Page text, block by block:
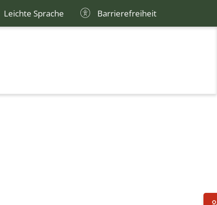
Leichte Sprache Barrierefreiheit